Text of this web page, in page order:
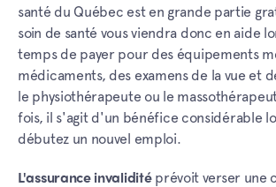
santé du Québec est en grande partie
soin de santé vous viendra donc en aide
temps de payer pour des équipements
médicaments, des examens de la vue et
le physiothérapeute ou le
fois, il s'agit d'un bénéfice considérable
débutez un nouvel emploi.
L'assurance invaliditéprévoit verser une